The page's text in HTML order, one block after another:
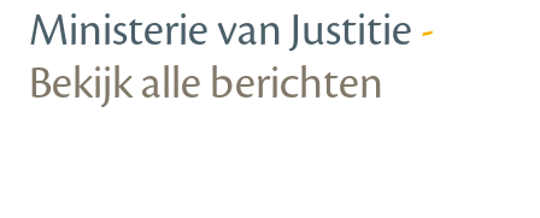
Ministerie van Justitie-
Bekijk alle berichten